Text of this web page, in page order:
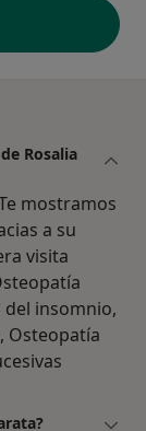
Rosalia
mostramos
a su
visita
insomnio,
Osteopatía